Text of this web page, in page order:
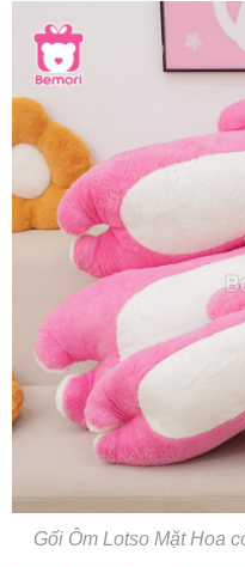
Gối Ôm Lotso Mặt Hoa